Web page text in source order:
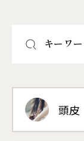
キーワ
頭皮